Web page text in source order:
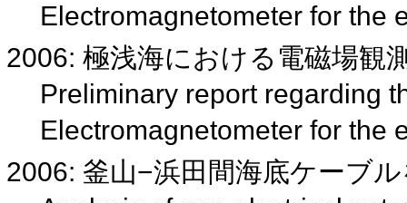
Electromagnetometer for the
2006: 極浅海における電磁場観
Preliminary report regarding
Electromagnetometer for the
2006: 釜山−浜田間海底ケーブ